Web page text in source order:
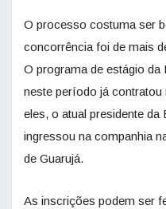
O processo costuma ser
concorrência foi de mais
O programa de estágio da
neste período já
eles, o atual presidente da
ingressou na companhia
de Guarujá.
As inscrições podem ser